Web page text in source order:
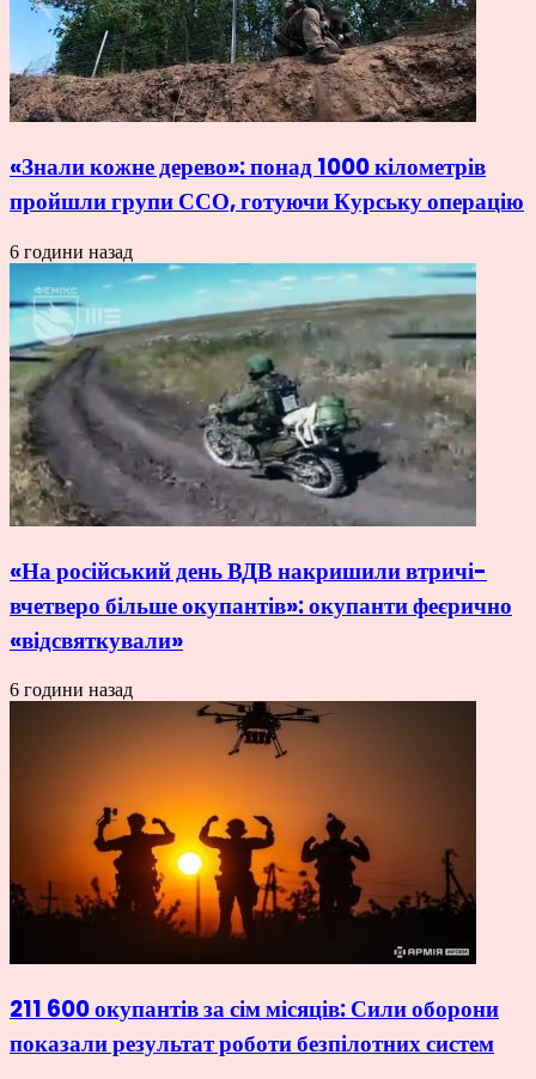
«Знали кожне дерево»: понад 1000 кілометрів
пройшли групи ССО, готуючи Курську операцію
6 години назад
«На російський день ВДВ накришили втричі-
вчетверо більше окупантів»: окупанти феєрично
«відсвяткували»
6 години назад
211 600 окупантів за сім місяців: Сили оборони
показали результат роботи безпілотних систем